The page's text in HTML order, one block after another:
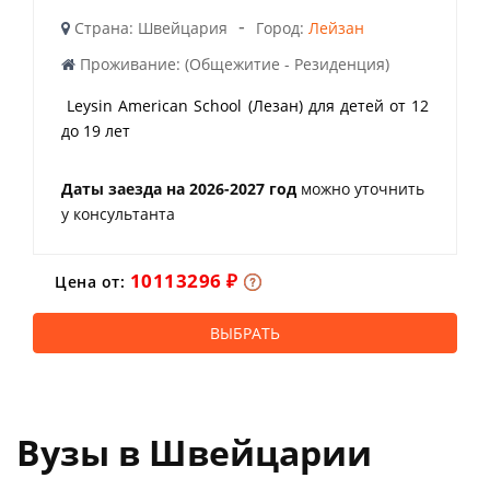
Страна: Швейцария - Город: Лейзан
Проживание: (Общежитие - Резиденция)
Leysin American School (Лезан) для детей от 12
до 19 лет
Даты заезда на 2026-2027 год можно уточнить
у консультанта
Цена от: 10113296 ₽
ВЫБРАТЬ
Вузы в Швейцарии